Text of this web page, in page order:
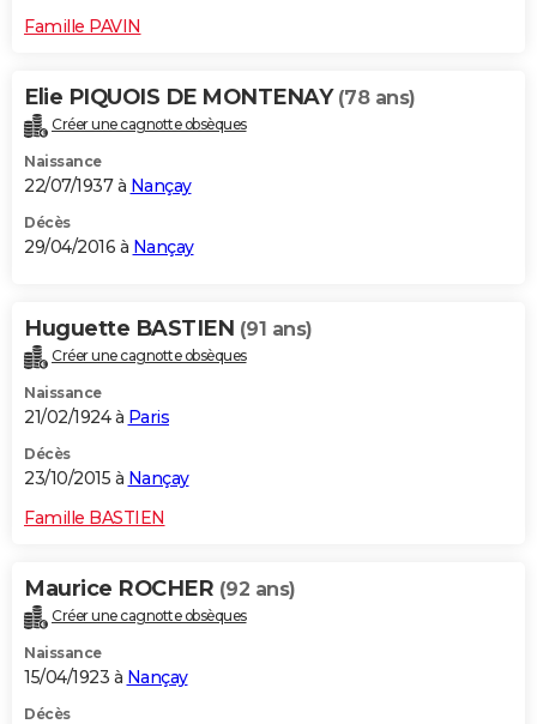
Famille PAVIN
Elie PIQUOIS DE MONTENAY (78 ans)
Créer une cagnotte obsèques
Naissance
22/07/1937 à Nançay
Décès
29/04/2016 à Nançay
Huguette BASTIEN (91 ans)
Créer une cagnotte obsèques
Naissance
21/02/1924 à Paris
Décès
23/10/2015 à Nançay
Famille BASTIEN
Maurice ROCHER (92 ans)
Créer une cagnotte obsèques
Naissance
15/04/1923 à Nançay
Décès